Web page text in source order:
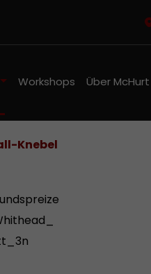
Workshops Über McHurt
Knebel